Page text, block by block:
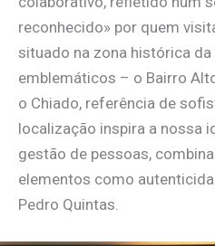
reconhecido» por quem
situado na zona histórica
emblemáticos – o Bairro
o Chiado, referência de
localização inspira a nossa
gestão de pessoas,
elementos como
Pedro Quintas.